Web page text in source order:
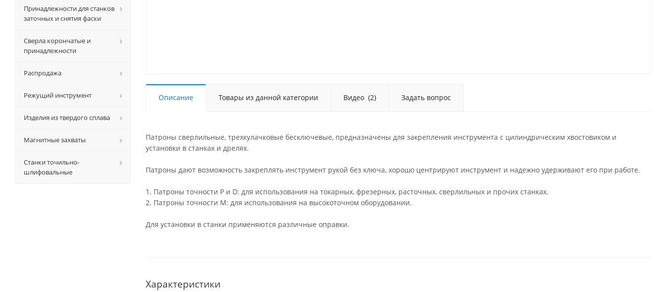
Описание Товары из данной категории Видео (2) Задать вопрос
Патроны сверлильные, трехкулачковые бесключевые, предназначены для закрепления инструмента с цилиндрическим хвостовиком и
установки в станках и дрелях.
Патроны дают возможность закреплять инструмент рукой без ключа, хорошо центрируют инструмент и надежно удерживают его при работе.
1. Патроны точности P и D: для использования на токарных, фрезерных, расточных, сверлильных и прочих станках.
2. Патроны точности М: для использования на высокоточном оборудовании.
Для установки в станки применяются различные оправки.
Характеристики
Принадлежности для станков
заточных и снятия фаски
Сверла корончатые и
принадлежности
Распродажа
Режущий инструмент
Изделия из твердого сплава
Магнитные захваты
Станки точильно-
шлифовальные